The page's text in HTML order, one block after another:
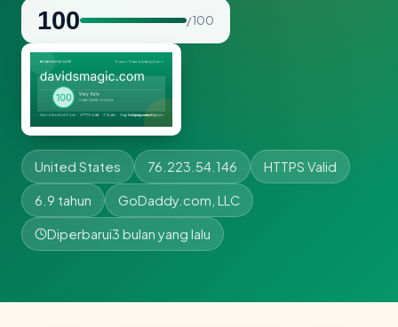
100 / 100
United States 76.223.54.146 HTTPS Valid
6.9 tahun GoDaddy.com, LLC
Diperbarui3 bulan yang lalu